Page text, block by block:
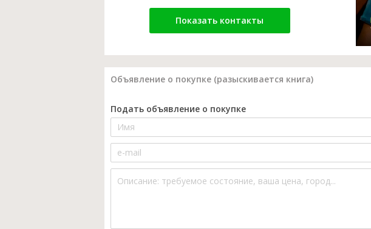
Показать контакты
Объявление о покупке (разыскивается книга)
Подать объявление о покупке